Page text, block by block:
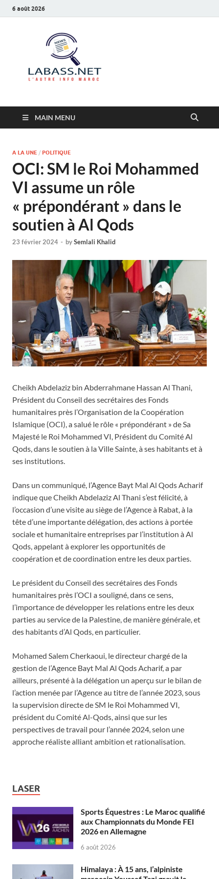
6 août 2026
MAIN MENU
A LA UNE / POLITIQUE
OCI: SM le Roi Mohammed
VI assume un rôle
« prépondérant » dans le
soutien à Al Qods
23 février 2024 - bySemlali Khalid
Cheikh Abdelaziz bin Abderrahmane Hassan Al Thani,
Président du Conseil des secrétaires des Fonds
humanitaires près l’Organisation de la Coopération
Islamique (OCI), a salué le rôle « prépondérant » de Sa
Majesté le Roi Mohammed VI, Président du Comité Al
Qods, dans le soutien à la Ville Sainte, à ses habitants et à
ses institutions.
Dans un communiqué, l’Agence Bayt Mal Al Qods Acharif
indique que Cheikh Abdelaziz Al Thani s’est félicité, à
l’occasion d’une visite au siège de l’Agence à Rabat, à la
tête d’une importante délégation, des actions à portée
sociale et humanitaire entreprises par l’institution à Al
Qods, appelant à explorer les opportunités de
coopération et de coordination entre les deux parties.
Le président du Conseil des secrétaires des Fonds
humanitaires près l’OCI a souligné, dans ce sens,
l’importance de développer les relations entre les deux
parties au service de la Palestine, de manière générale, et
des habitants d’Al Qods, en particulier.
Mohamed Salem Cherkaoui, le directeur chargé de la
gestion de l’Agence Bayt Mal Al Qods Acharif, a par
ailleurs, présenté à la délégation un aperçu sur le bilan de
l’action menée par l’Agence au titre de l’année 2023, sous
la supervision directe de SM le Roi Mohammed VI,
président du Comité Al-Qods, ainsi que sur les
perspectives de travail pour l’année 2024, selon une
approche réaliste alliant ambition et rationalisation.
LASER
Sports Équestres : Le Maroc qualifié
aux Championnats du Monde FEI
2026 en Allemagne
6 août 2026
Himalaya : À 15 ans, l’alpiniste